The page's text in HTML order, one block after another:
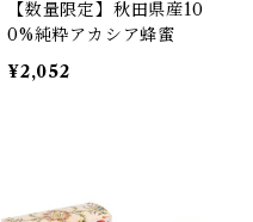
【数量限定】秋田県産10
0%純粋アカシア蜂蜜
¥2,052